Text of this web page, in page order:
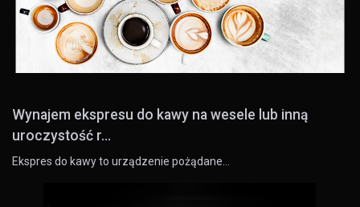
Wynajem ekspresu do kawy na wesele lub inną
uroczystość r...
Ekspres do kawy to urządzenie pożądane…